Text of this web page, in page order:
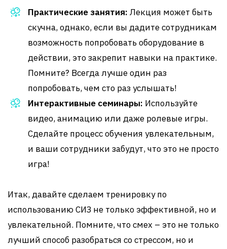
Практические занятия: Лекция может быть
скучна, однако, если вы дадите сотрудникам
возможность попробовать оборудование в
действии, это закрепит навыки на практике.
Помните? Всегда лучше один раз
попробовать, чем сто раз услышать!
Интерактивные семинары: Используйте
видео, анимацию или даже ролевые игры.
Сделайте процесс обучения увлекательным,
и ваши сотрудники забудут, что это не просто
игра!
Итак, давайте сделаем тренировку по
использованию СИЗ не только эффективной, но и
увлекательной. Помните, что смех – это не только
лучший способ разобраться со стрессом, но и